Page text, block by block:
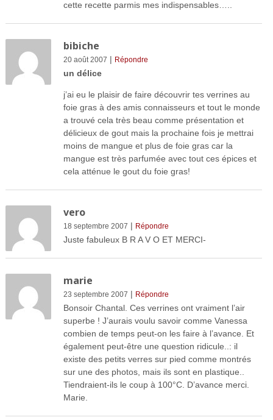
cette recette parmis mes indispensables…..
bibiche
20 août 2007 | Répondre
un délice
j’ai eu le plaisir de faire découvrir tes verrines au
foie gras à des amis connaisseurs et tout le monde
a trouvé cela très beau comme présentation et
délicieux de gout mais la prochaine fois je mettrai
moins de mangue et plus de foie gras car la
mangue est très parfumée avec tout ces épices et
cela atténue le gout du foie gras!
vero
18 septembre 2007 | Répondre
Juste fabuleux B R A V O ET MERCI-
marie
23 septembre 2007 | Répondre
Bonsoir Chantal. Ces verrines ont vraiment l’air
superbe ! J’aurais voulu savoir comme Vanessa
combien de temps peut-on les faire à l’avance. Et
également peut-être une question ridicule..: il
existe des petits verres sur pied comme montrés
sur une des photos, mais ils sont en plastique..
Tiendraient-ils le coup à 100°C. D’avance merci.
Marie.